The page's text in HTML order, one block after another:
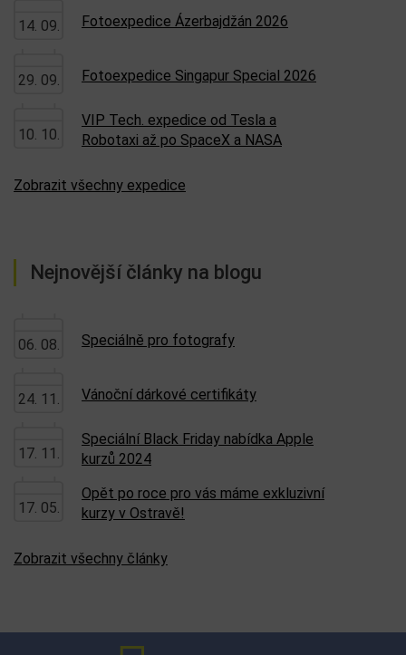
14. 09. Fotoexpedice Ázerbajdžán 2026
29. 09. Fotoexpedice Singapur Special 2026
10. 10.
VIP Tech. expedice od Tesla a
Robotaxi až po SpaceX a NASA
Zobrazit všechny expedice
Nejnovější články na blogu
06. 08. Speciálně pro fotografy
24. 11. Vánoční dárkové certifikáty
17. 11.
Speciální Black Friday nabídka Apple
kurzů 2024
17. 05.
Opět po roce pro vás máme exkluzivní
kurzy v Ostravě!
Zobrazit všechny články